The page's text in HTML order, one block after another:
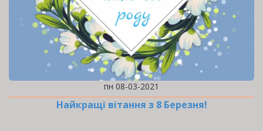
пн 08-03-2021
Найкращі вітання з 8 Березня!